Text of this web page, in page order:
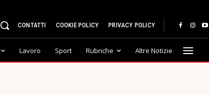
CONTATTI COOKIE POLICY PRIVACY POLICY
Lavoro Sport Rubriche Altre Notizie